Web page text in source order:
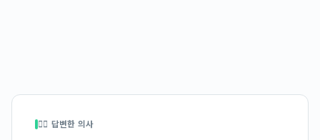
👩‍⚕️ 답변한 의사